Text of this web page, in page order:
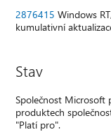
2876415 Windows
kumulativní
Stav
Společnost Microsoft
produktech
"Platí pro".